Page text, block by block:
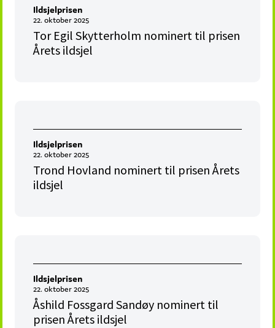
Ildsjelprisen
22. oktober 2025
Tor Egil Skytterholm nominert til prisen
Årets ildsjel
Ildsjelprisen
22. oktober 2025
Trond Hovland nominert til prisen Årets
ildsjel
Ildsjelprisen
22. oktober 2025
Åshild Fossgard Sandøy nominert til
prisen Årets ildsjel